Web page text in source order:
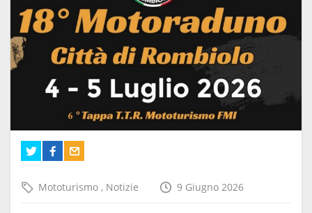
Mototurismo , Notizie 9 Giugno 2026